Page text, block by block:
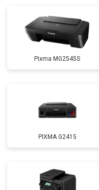
Pixma MG2545S
PIXMA G2415